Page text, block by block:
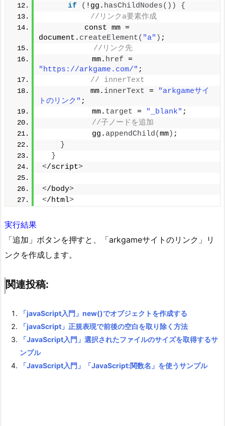
if
( !gg. hasChildNodes())
{
//リンクa要素作成
      　　const mm =
document. createElement( "a" ) ;
//リンク先
      　　　mm.
href
"https://arkgame.com/" ;
// innerText
         　mm.
innerText =
"arkgameサイ
トのリンク" ;
      　　　mm.
target = "_blank" ;
//子ノードを追加
      　　　gg.
appendChild(mm) ;
}
}
</script>
</body>
</html>
実行結果
「追加」ボタンを押すと、「arkgameサイトのリンク」リ
ンクを作成します。
関連投稿:
「javaScript入門」new()でオブジェクトを作成する
「javaScript」正規表現で前後の空白を取り除く方法
「JavaScript入門」選択されたファイルのサイズを取得するサ
ンプル
「JavaScript入門」「JavaScript:関数名」を使うサンプル